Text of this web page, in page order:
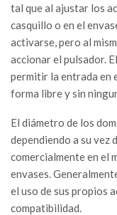
tal que al ajustar los
casquillo o en el
activarse, pero al
accionar el pulsador.
permitir la entrada en
forma libre y sin
El diámetro de los
dependiendo a su vez
comercialmente en el
envases.
el uso de sus propios
compatibilidad.